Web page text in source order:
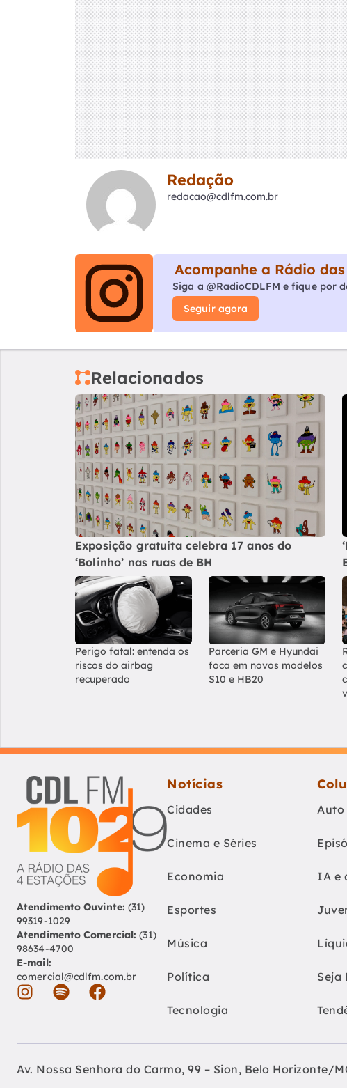
Redação
redacao@cdlfm.com.br
Acompanhe a Rádio
Siga a @RadioCDLFM e fique por
Seguir agora
Relacionados
Exposição gratuita celebra 17 anos do
‘Bolinho’ nas ruas de BH
Perigo fatal: entenda os
riscos do airbag
recuperado
Parceria GM e Hyundai
foca em novos modelos
S10 e HB20
Atendimento Ouvinte: (31)
99319-1029
Atendimento Comercial: (31)
98634-4700
E-mail:
comercial@cdlfm.com.br
Notícias
Cidades
Cinema e Séries
Economia
Esportes
Música
Política
Tecnologia
Auto
IA e
Seja
Av. Nossa Senhora do Carmo, 99 – Sion, Belo Horizonte/